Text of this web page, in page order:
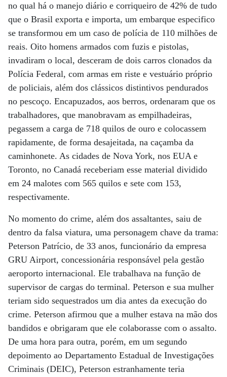
no qual há o manejo diário e corriqueiro de 42% de tudo
que o Brasil exporta e importa, um embarque especifico
se transformou em um caso de polícia de 110 milhões de
reais. Oito homens armados com fuzis e pistolas,
invadiram o local, desceram de dois carros clonados da
Polícia Federal, com armas em riste e vestuário próprio
de policiais, além dos clássicos distintivos pendurados
no pescoço. Encapuzados, aos berros, ordenaram que os
trabalhadores, que manobravam as empilhadeiras,
pegassem a carga de 718 quilos de ouro e colocassem
rapidamente, de forma desajeitada, na caçamba da
caminhonete. As cidades de Nova York, nos EUA e
Toronto, no Canadá receberiam esse material dividido
em 24 malotes com 565 quilos e sete com 153,
respectivamente.
No momento do crime, além dos assaltantes, saiu de
dentro da falsa viatura, uma personagem chave da trama:
Peterson Patrício, de 33 anos, funcionário da empresa
GRU Airport, concessionária responsável pela gestão
aeroporto internacional. Ele trabalhava na função de
supervisor de cargas do terminal. Peterson e sua mulher
teriam sido sequestrados um dia antes da execução do
crime. Peterson afirmou que a mulher estava na mão dos
bandidos e obrigaram que ele colaborasse com o assalto.
De uma hora para outra, porém, em um segundo
depoimento ao Departamento Estadual de Investigações
Criminais (DEIC), Peterson estranhamente teria